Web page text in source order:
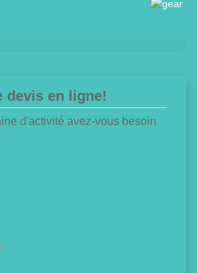
devis en ligne!
d'activité avez-vous besoin